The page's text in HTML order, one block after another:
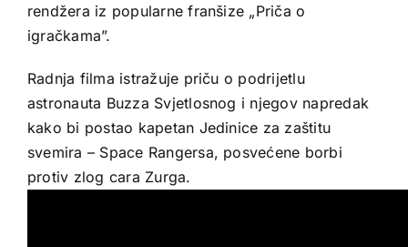
rendžera iz popularne franšize „Priča o
igračkama”.
Radnja filma istražuje priču o podrijetlu
astronauta Buzza Svjetlosnog i njegov napredak
kako bi postao kapetan Jedinice za zaštitu
svemira – Space Rangersa, posvećene borbi
protiv zlog cara Zurga.